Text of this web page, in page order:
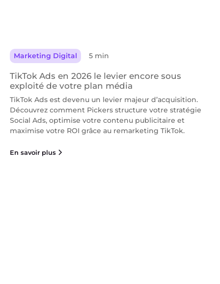
Marketing Digital 5 min
TikTok Ads en 2026 le levier encore sous
exploité de votre plan média
TikTok Ads est devenu un levier majeur d’acquisition.
Découvrez comment Pickers structure votre stratégie
Social Ads, optimise votre contenu publicitaire et
maximise votre ROI grâce au remarketing TikTok.
En savoir plus